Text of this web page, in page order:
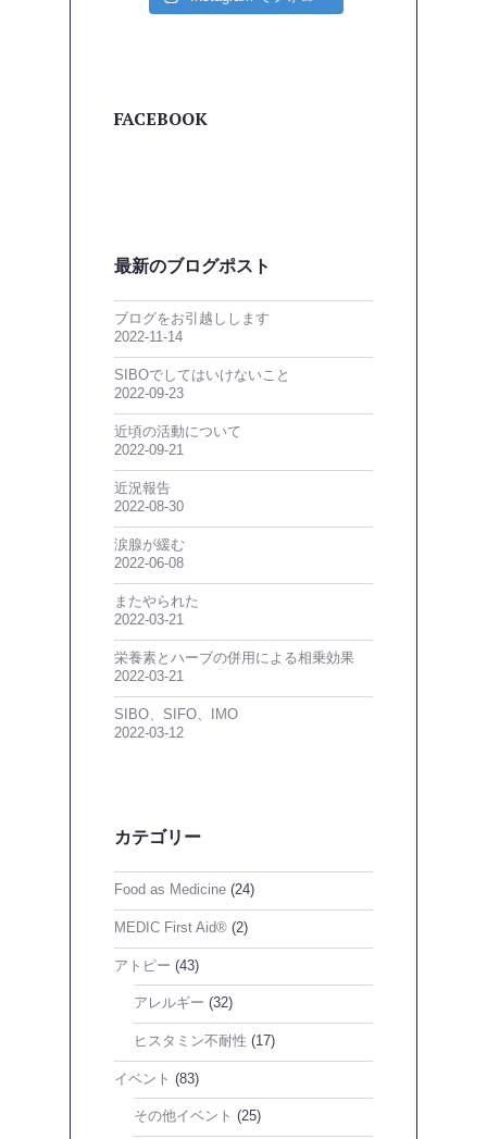
FACEBOOK
最新のブログポスト
ブログをお引越しします
2022-11-14
SIBOでしてはいけないこと
2022-09-23
近頃の活動について
2022-09-21
近況報告
2022-08-30
涙腺が緩む
2022-06-08
またやられた
2022-03-21
栄養素とハーブの併用による相乗効果
2022-03-21
SIBO、SIFO、IMO
2022-03-12
カテゴリー
Food as Medicine (24)
MEDIC First Aid® (2)
アトピー (43)
アレルギー (32)
ヒスタミン不耐性 (17)
イベント (83)
その他イベント (25)